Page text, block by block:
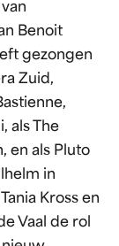
Benoit
gezongen
Zuid,
als The
en als Pluto
in
Kross en
Vaal de rol